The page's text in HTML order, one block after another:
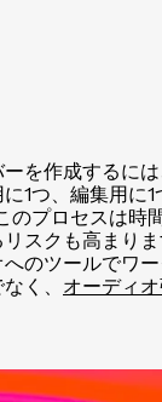
を作成するに
1つ、編集用に
のプロセスは時
スクも高まり
のツールでワ
く、 オーディ